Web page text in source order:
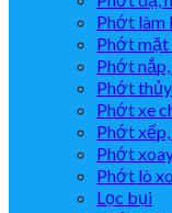
Phớt làm
Phớt mặt
Phớt
Phớt
Phớt xe
Phớt xếp,
Phớt
Phớt lò
Lọc bụi